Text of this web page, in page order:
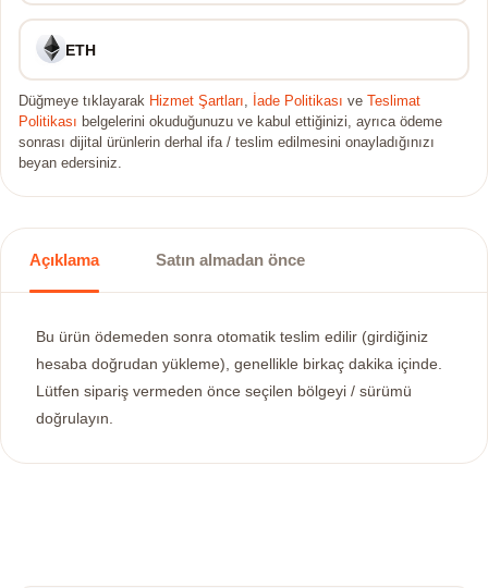
ETH
Düğmeye tıklayarak Hizmet Şartları, İade Politikası ve
Teslimat
Politikası belgelerini okuduğunuzu ve kabul ettiğinizi, ayrıca ödeme
sonrası dijital ürünlerin derhal ifa / teslim edilmesini onayladığınızı
beyan edersiniz.
Açıklama Satın almadan önce
Bu ürün ödemeden sonra otomatik teslim edilir (girdiğiniz
hesaba doğrudan yükleme), genellikle birkaç dakika içinde.
Lütfen sipariş vermeden önce seçilen bölgeyi / sürümü
doğrulayın.